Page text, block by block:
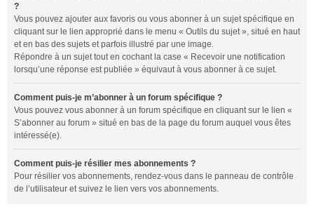
?
Vous pouvez ajouter aux favoris ou vous abonner à un sujet spécifique en
cliquant sur le lien approprié dans le menu « Outils du sujet », situé en haut
et en bas des sujets et parfois illustré par une image.
Répondre à un sujet tout en cochant la case « Recevoir une notification
lorsqu’une réponse est publiée » équivaut à vous abonner à ce sujet.
Comment puis-je m’abonner à un forum spécifique ?
Vous pouvez vous abonner à un forum spécifique en cliquant sur le lien «
S’abonner au forum » situé en bas de la page du forum auquel vous êtes
intéressé(e).
Comment puis-je résilier mes abonnements ?
Pour résilier vos abonnements, rendez-vous dans le panneau de contrôle
de l’utilisateur et suivez le lien vers vos abonnements.